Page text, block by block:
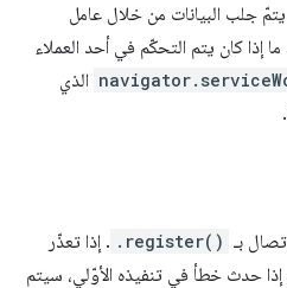
البيانات من خلال عامل
يتم التحكّم في أحد العملاء
الذي
بـ .register() . إذا تعذّر
حدث خطأ في تنفيذه الأوّلي، سيتم